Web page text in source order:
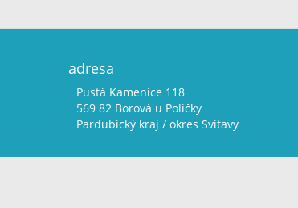
adresa
Pustá Kamenice 118
569 82 Borová u Poličky
Pardubický kraj / okres Svitavy